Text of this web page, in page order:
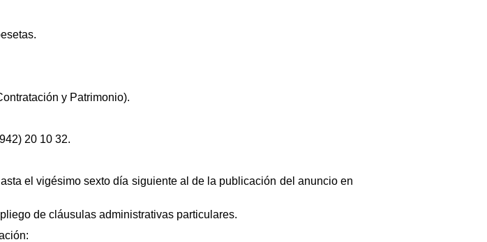
y Patrimonio).
20 10 32.
el vigésimo sexto día siguiente al de la publicación del anuncio en
de cláusulas administrativas particulares.